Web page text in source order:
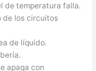
de temperatura falla.
de los circuitos
de líquido.
apaga con